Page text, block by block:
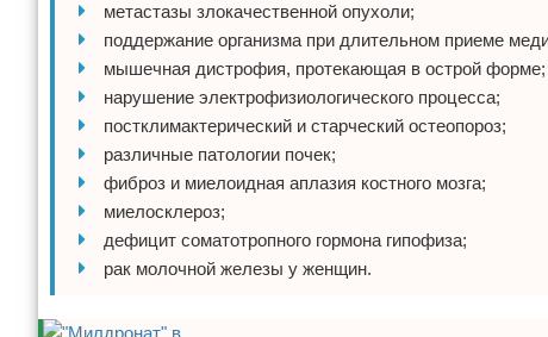
метастазы злокачественной опухоли;
поддержание организма при длительном приеме
мышечная дистрофия, протекающая в острой форме;
нарушение электрофизиологического процесса;
постклимактерический и старческий остеопороз;
различные патологии почек;
фиброз и миелоидная аплазия костного мозга;
миелосклероз;
дефицит соматотропного гормона гипофиза;
рак молочной железы у женщин.